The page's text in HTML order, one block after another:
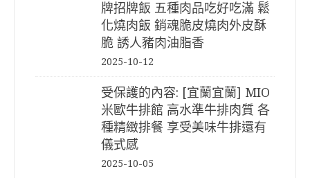
牌招牌飯 五種肉品吃好吃滿 鬆
化燒肉飯 銷魂脆皮燒肉外皮酥
脆 誘人豬肉油脂香
2025-10-12
受保護的內容: [宜蘭宜蘭] MIO
米歐牛排館 高水準牛排肉質 各
種精緻排餐 享受美味牛排還有
儀式感
2025-10-05